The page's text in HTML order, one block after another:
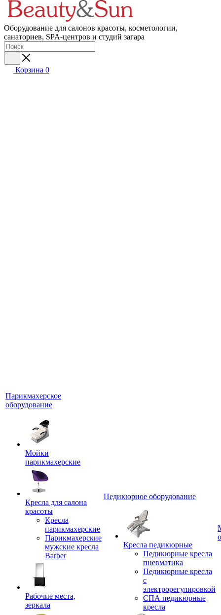
Оборудование для салонов красоты, косметологии,
санаториев, SPA-центров и студий загара
Корзина 0
Парикмахерское
оборудование
Мойки
парикмахерские
Кресла для салона
красоты
Кресла
парикмахерские
Парикмахерские
мужские кресла
Barber
Рабочие места,
зеркала
Педикюрное оборудование
Кресла педикюрные
Педикюрные кресла
пневматика
Педикюрные кресла
с
электрорегулировкой
СПА педикюрные
кресла